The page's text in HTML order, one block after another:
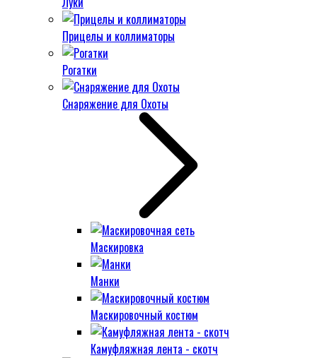
Прицелы и коллиматоры
Рогатки
Снаряжение для Охоты
Маскировка
Манки
Маскировочный костюм
Камуфляжная лента - скотч